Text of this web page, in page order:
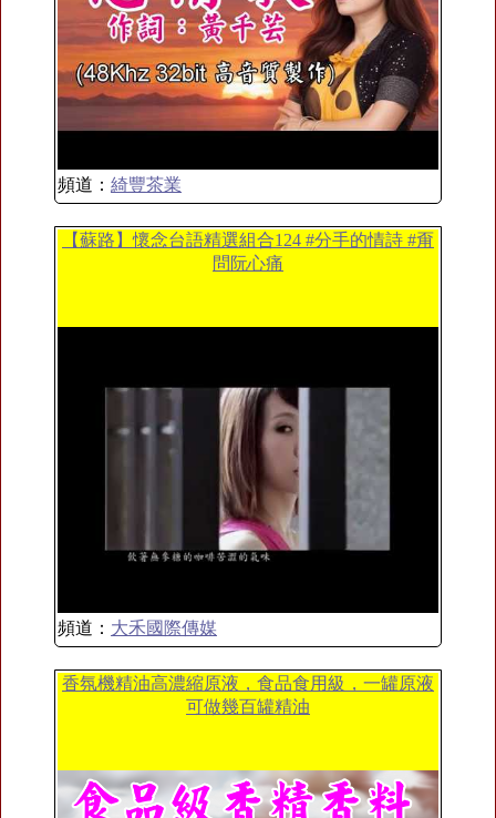
頻道： 綺豐茶業
【蘇路】懷念台語精選組合124 #分手的情詩 #甭
問阮心痛
頻道： 大禾國際傳媒
香氛機精油高濃縮原液，食品食用級，一罐原液
可做幾百罐精油